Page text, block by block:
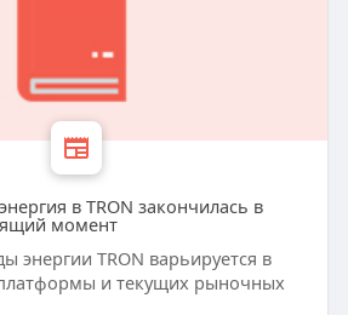
в TRON закончилась в
момент
энергии TRON варьируется в
и текущих рыночных